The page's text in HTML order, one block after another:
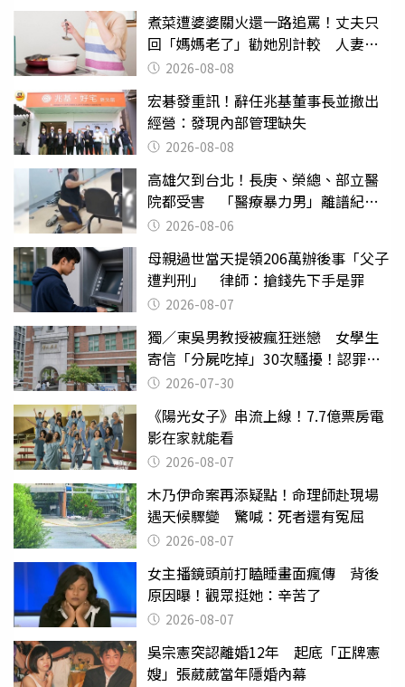
煮菜遭婆婆關火還一路追罵！丈夫只
回「媽媽老了」勸她別計較 人妻超
崩潰：我像台傭
2026-08-08
宏碁發重訊！辭任兆基董事長並撤出
經營：發現內部管理缺失
2026-08-08
高雄欠到台北！長庚、榮總、部立醫
院都受害 「醫療暴力男」離譜紀錄
曝光2026-08-06
母親過世當天提領206萬辦後事「父子
遭判刑」 律師：搶錢先下手是罪
2026-08-07
獨／東吳男教授被瘋狂迷戀 女學生
寄信「分屍吃掉」30次騷擾！認罪免
關 2026-07-30
《陽光女子》串流上線！7.7億票房電
影在家就能看
2026-08-07
木乃伊命案再添疑點！命理師赴現場
遇天候驟變 驚喊：死者還有冤屈
2026-08-07
女主播鏡頭前打瞌睡畫面瘋傳 背後
原因曝！觀眾挺她：辛苦了
2026-08-07
吳宗憲突認離婚12年 起底「正牌憲
嫂」張葳葳當年隱婚內幕